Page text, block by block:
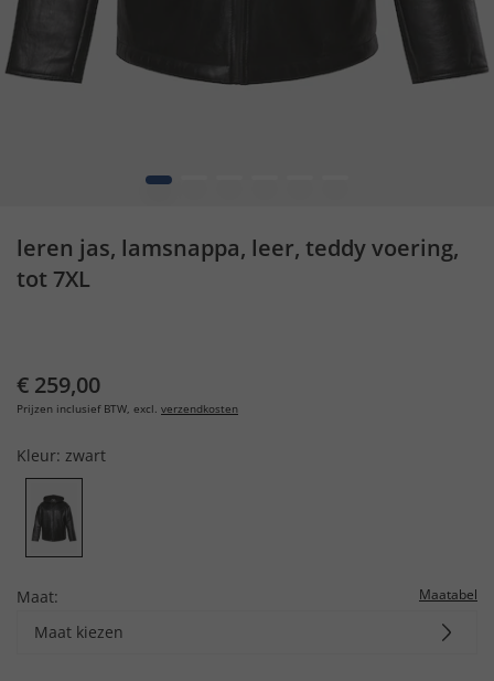
1
leren jas, lamsnappa, leer, teddy voering,
tot 7XL
€ 259,00
Prijzen inclusief BTW, excl. verzendkosten
Kleur: zwart
Maat: Maatabel
Maat kiezen